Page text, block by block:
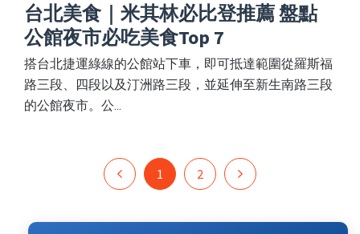
台北美食｜米其林必比登推薦 盤點
公館夜市必吃美食Top 7
搭台北捷運綠線的公館站下車，即可抵達範圍從羅斯福
路三段、四段以及汀洲路三段，並延伸至新生南路三段
的公館夜市。公...
1 2